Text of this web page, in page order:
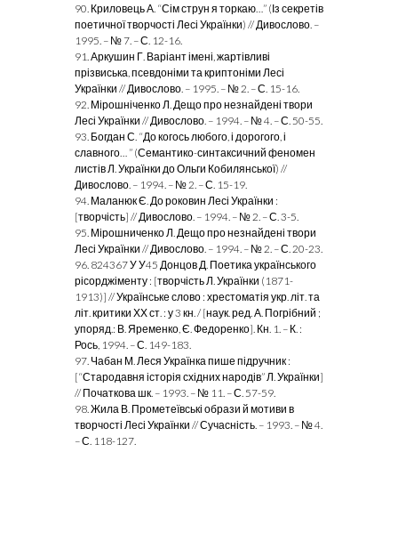
90. Криловець А. “Сім струн я торкаю…” (Із секретів
поетичної творчості Лесі Українки) // Дивослово. –
1995. – № 7. – С. 12-16.
91. Аркушин Г. Варіант імені, жартівливі
прізвиська, псевдоніми та криптоніми Лесі
Українки // Дивослово. – 1995. – № 2. – С. 15-16.
92. Мірошніченко Л. Дещо про незнайдені твори
Лесі Українки // Дивослово. – 1994. – № 4. – С. 50-55.
93. Богдан С. “До когось любого, і дорогого, і
славного… ” (Семантико-синтаксичний феномен
листів Л. Українки до Ольги Кобилянської) //
Дивослово. – 1994. – № 2. – С. 15-19.
94. Маланюк Є. До роковин Лесі Українки :
[творчість] // Дивослово. – 1994. – № 2. – С. 3-5.
95. Мірошниченко Л. Дещо про незнайдені твори
Лесі Українки // Дивослово. – 1994. – № 2. – С. 20-23.
96. 824367 У У45 Донцов Д. Поетика українського
рісорджіменту : [творчість Л. Українки (1871-
1913)] // Українське слово : хрестоматія укр. літ. та
літ. критики ХХ ст. : у 3 кн. / [наук. ред. А. Погрібний ;
упоряд.: В. Яременко, Є. Федоренко]. Кн. 1. – К. :
Рось, 1994. – С. 149-183.
97. Чабан М. Леся Українка пише підручник :
[“Стародавня історія східних народів” Л. Українки]
// Початкова шк. – 1993. – № 11. – С. 57-59.
98. Жила В. Прометеївські образи й мотиви в
творчості Лесі Українки // Сучасність. – 1993. – № 4.
– С. 118-127.